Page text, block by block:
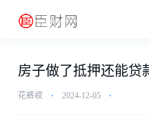
房子做了抵押还能贷
花裤衩 ⋅ 2024-12-05 ⋅